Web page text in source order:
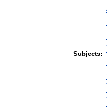
Subjects: